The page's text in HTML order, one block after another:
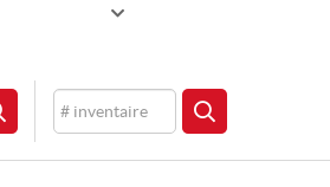
CHERCHER